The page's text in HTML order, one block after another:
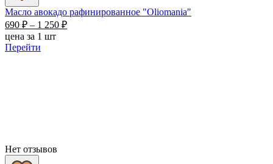
Масло авокадо рафинированное "Oliomania"
690 ₽ – 1 250 ₽Диапазон
цена за 1 шт
Перейти
Нет отзывов